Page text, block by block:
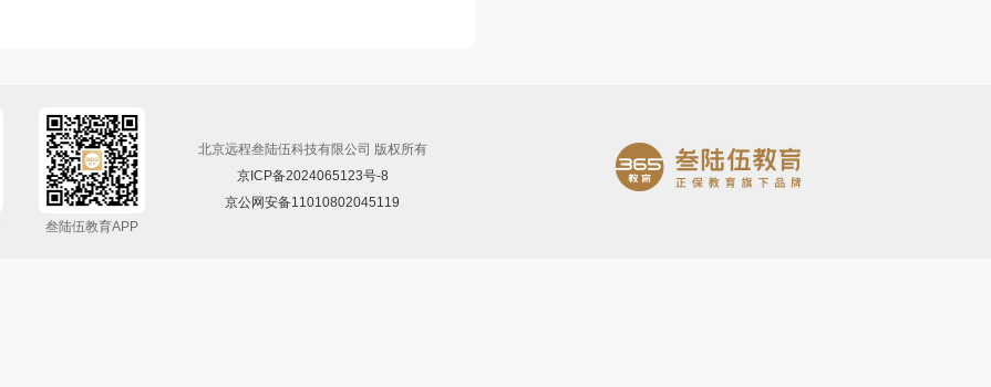
叁陆伍教育APP
北京远程叁陆伍科技有限公司 版权所有
京ICP备2024065123号-8
京公网安备11010802045119